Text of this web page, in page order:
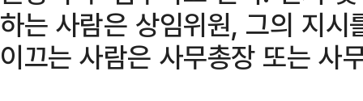
하는 사람은 상임위원, 그의 지
이끄는 사람은 사무총장 또는 사